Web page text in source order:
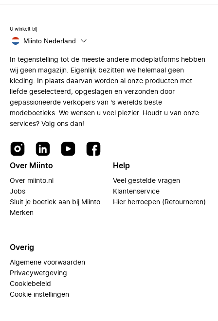
U winkelt bij
Miinto Nederland
In tegenstelling tot de meeste andere modeplatforms hebben
wij geen magazijn. Eigenlijk bezitten we helemaal geen
kleding. In plaats daarvan worden al onze producten met
liefde geselecteerd, opgeslagen en verzonden door
gepassioneerde verkopers van 's werelds beste
modeboetieks. We wensen u veel plezier. Houdt u van onze
services? Volg ons dan!
Over Miinto
Over miinto.nl
Jobs
Sluit je boetiek aan bij Miinto
Merken
Help
Veel gestelde vragen
Klantenservice
Hier herroepen (Retourneren)
Overig
Algemene voorwaarden
Privacywetgeving
Cookiebeleid
Cookie instellingen